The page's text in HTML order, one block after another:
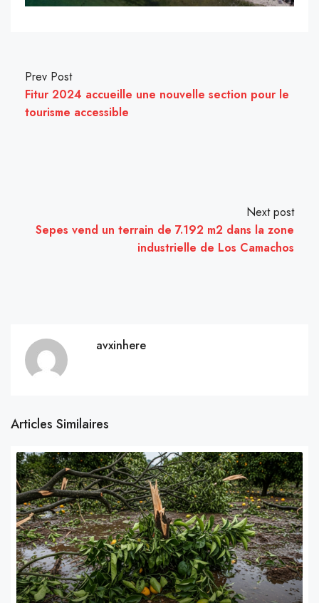
Prev Post
Fitur 2024 accueille une nouvelle section pour le
tourisme accessible
Next post
Sepes vend un terrain de 7.192 m2 dans la zone
industrielle de Los Camachos
avxinhere
Articles Similaires